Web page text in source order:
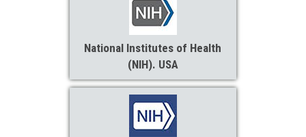
National Institutes of Health
(NIH). USA